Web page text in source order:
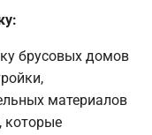
брусовых домов
материалов
которые